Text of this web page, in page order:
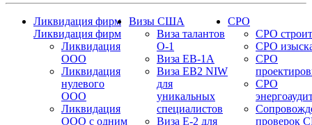
Ликвидация фирм
Ликвидация фирм
Ликвидация
ООО
Ликвидация
нулевого
ООО
Ликвидация
ООО с одним
Визы США
Виза талантов
О-1
Виза EB-1A
Виза EB2 NIW
для
уникальных
специалистов
Виза E-2 для
СРО
СРО
СРО
СРО
СРО
проверок